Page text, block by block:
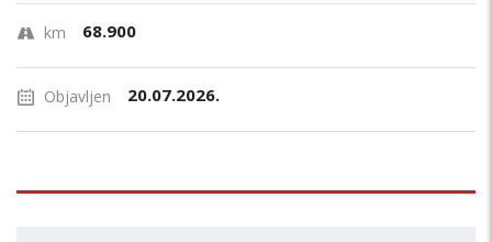
km 68.900
Objavljen 20.07.2026.